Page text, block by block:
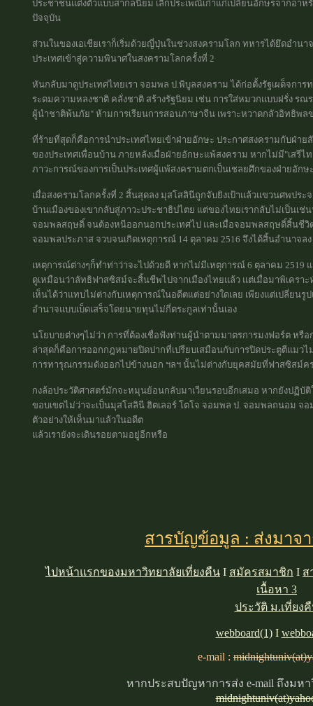
ประชาชนแต่งตัวแบบสากลนิยม เลิกประเพณีเก่าแก่เปลี่ยนอักษรจากอาห
ปัจจุบัน
ส่วนในของเอเชียเราก็เริ่มด้วยญี่ปุ่นในช่วงสงครามโลก ทหารได้ยึดอำน
ประเทศเข้าสู่ความพินาศในสงครามโลกครั้งที่ 2
หันกลับมาดูประเทศไทยเรา จอมพล ป.พิบูลสงคราม ได้ก่อตั้งรัฐเผด็จก
ระดมความหลงชาติ คลั่งชาติ สร้างรัฐนิยม เช่น การใส่หมวกแบบฝรั่ง ร
ผู้นำชาติพ้นภัย" ห้ามการเรียนการสอนภาษาจีน เพราะหวาดกลัวอิทธิพ
ที่ร้ายที่สุดก็คือการนำประเทศไทยเข้าฝ่ายอักษะ ประกาศสงครามกับฝ่า
ของประเทศเพื่อนบ้าน ภายหลังเมื่อฝ่ายอักษะแพ้สงคราม หากไม่มี"เสรี
ภาวะการณ์ของการเป็นประเทศผู้แพ้สงครามตกเป็นเชลยศึกของฝ่ายอักษ
เมื่อสงครามโลกครั้งที่ 2 สิ้นสุดลง มุสโสลินีถูกจับยิงเป้าแล้วแขวนศพปร
บ้านเมืองของเขากลับสู่ภาวะประชาธิปไตย แต่ของไทยเรากลับไม่เป็น
จอมพลสฤษดิ์ จนต้องหนีออกนอกประเทศไป และเมื่อจอมพลสฤษดิ์สิ้นชี
จอมพลประภาส จวบจนเกิดเหตุการณ์ 14 ตุลาคม 2516 จึงได้สิ้นอำนาจ
เหตุการณ์ต่างๆก็ทำท่าว่าจะไปด้วยดี หากไม่มีเหตุการณ์ 6 ตุลาคม 2519
ดูเหมือนว่าลัทธิฟาสซิสม์จะสิ้นชีพไปจากเมืองไทยแล้ว แต่เมื่อมาพิเครา
เห็นได้ว่าแทบไม่ต่างกับเหตุการณ์ในอดีตแต่อย่างใดเลย เพียงแต่เปลี่ยน
อำนาจแบบเบ็ดเสร็จโดยนายทุนไม่กี่ตระกูลเท่านั้นเอง
นโยบายต่างๆไม่ว่า การที่ต้องเชื่อฟังท่านผู้นำตามมาตรการมงฟอร์ต หรื
ล่าสุดก็คือการออกกฎหมายปิดปากที่เปรียบเสมือนกับการปิดประตูตีแมว
การทารุณกรรมดังออกไปข้างนอก ฯลฯ นั้นไม่ต่างกับยุคสมัยที่ฟาสซิสม์คร
กงล้อประวัติศาสตร์มักจะหมุนย้อนกลับมาเวียนรอบอีกเสมอ หากยังปฏิบั
ขอบเขตไม่ว่าจะเป็นมุสโสลินี ฮิตเลอร์ โตโจ จอมพล ป. จอมพลถนอม จ
ตัวอย่างให้เห็นมาแล้วในอดีต
แล้วเรายังจะเดินรอยตามอยู่อีกหรือ
สารบัญข้อมูล : ส่งมาจ
ไปหน้าแรกของมหาวิทยาลัยเที่ยงคืน I สมัครสมาชิก I ส
เนื้อหา 3
ประวัติ ม.เที่ยง
webboard(1) I
e-mail :
หากประสบปัญหาการส่ง e-mail ถึงมห